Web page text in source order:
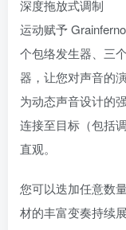
深度拖放式调制
运动赋予
个包络发生器、三
器，让您对声音的
为动态声音设计的
连接至目标（包括
直观。
您可以迭加任意数
材的丰富变奏持续展